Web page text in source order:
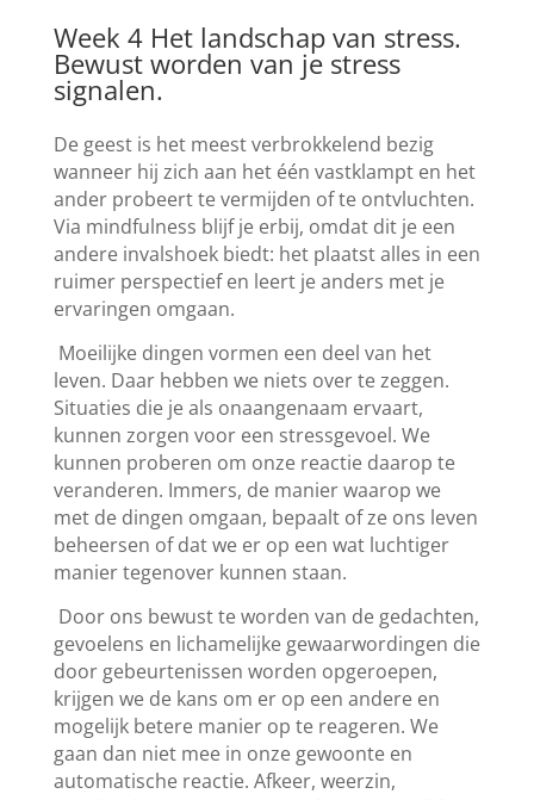
Week 4 Het landschap van stress.
Bewust worden van je stress
signalen.
De geest is het meest verbrokkelend bezig
wanneer hij zich aan het één vastklampt en het
ander probeert te vermijden of te ontvluchten.
Via mindfulness blijf je erbij, omdat dit je een
andere invalshoek biedt: het plaatst alles in een
ruimer perspectief en leert je anders met je
ervaringen omgaan.
Moeilijke dingen vormen een deel van het
leven. Daar hebben we niets over te zeggen.
Situaties die je als onaangenaam ervaart,
kunnen zorgen voor een stressgevoel. We
kunnen proberen om onze reactie daarop te
veranderen. Immers, de manier waarop we
met de dingen omgaan, bepaalt of ze ons leven
beheersen of dat we er op een wat luchtiger
manier tegenover kunnen staan.
Door ons bewust te worden van de gedachten,
gevoelens en lichamelijke gewaarwordingen die
door gebeurtenissen worden opgeroepen,
krijgen we de kans om er op een andere en
mogelijk betere manier op te reageren. We
gaan dan niet mee in onze gewoonte en
automatische reactie. Afkeer, weerzin,